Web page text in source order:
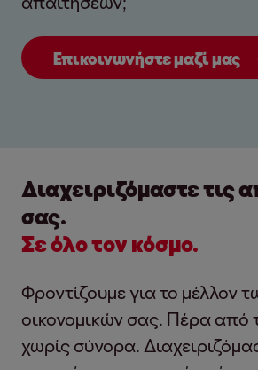
Επικοινωνήστε μαζί μας
Διαχειριζόμαστε τις
σας.
Σε όλο τον κόσμο.
Φροντίζουμε για το μέλλον
οικονομικών σας. Πέρα ​​από
χωρίς σύνορα.